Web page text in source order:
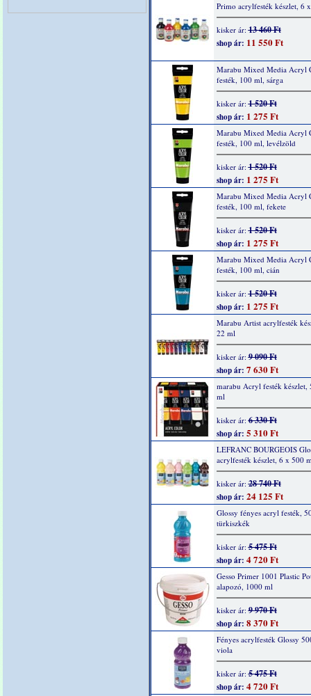
Primo acrylfesték készlet, 6
kisker ár:13 460 Ft
shop ár: 11 550 Ft
Marabu Mixed Media Acryl
festék, 100 ml, sárga
kisker ár:1 520 Ft
shop ár: 1 275 Ft
Marabu Mixed Media Acryl
festék, 100 ml, levélzöld
kisker ár:1 520 Ft
shop ár: 1 275 Ft
Marabu Mixed Media Acryl
festék, 100 ml, fekete
kisker ár:1 520 Ft
shop ár: 1 275 Ft
Marabu Mixed Media Acryl
festék, 100 ml, cián
kisker ár:1 520 Ft
shop ár: 1 275 Ft
Marabu Artist acrylfesték
22 ml
kisker ár:9 090 Ft
shop ár: 7 630 Ft
marabu Acryl festék készlet,
ml
kisker ár:6 330 Ft
shop ár: 5 310 Ft
LEFRANC BOURGEOIS
acrylfesték készlet, 6 x 500
kisker ár:28 740 Ft
shop ár: 24 125 Ft
Glossy fényes acryl festék,
türkiszkék
kisker ár:5 475 Ft
shop ár: 4 720 Ft
Gesso Primer 1001 Plastic
alapozó, 1000 ml
kisker ár:9 970 Ft
shop ár: 8 370 Ft
Fényes acrylfesték Glossy
viola
kisker ár:5 475 Ft
shop ár: 4 720 Ft